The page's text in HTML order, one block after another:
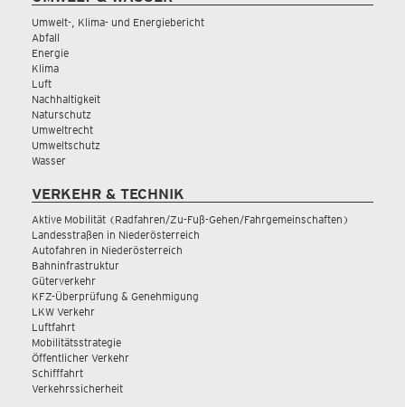
Umwelt-, Klima- und Energiebericht
Abfall
Energie
Klima
Luft
Nachhaltigkeit
Naturschutz
Umweltrecht
Umweltschutz
Wasser
VERKEHR & TECHNIK
Aktive Mobilität (Radfahren/Zu-Fuß-Gehen/Fahrgemeinschaften)
Landesstraßen in Niederösterreich
Autofahren in Niederösterreich
Bahninfrastruktur
Güterverkehr
KFZ-Überprüfung & Genehmigung
LKW Verkehr
Luftfahrt
Mobilitätsstrategie
Öffentlicher Verkehr
Schifffahrt
Verkehrssicherheit